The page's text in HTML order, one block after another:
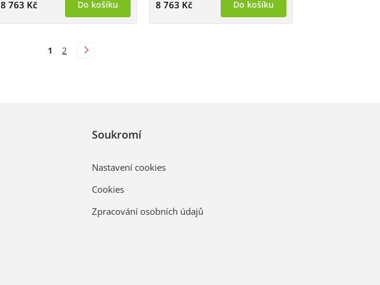
8 763 Kč Do košíku 8 763 Kč Do košíku
1 2
Soukromí
Nastavení cookies
Cookies
Zpracování osobních údajů